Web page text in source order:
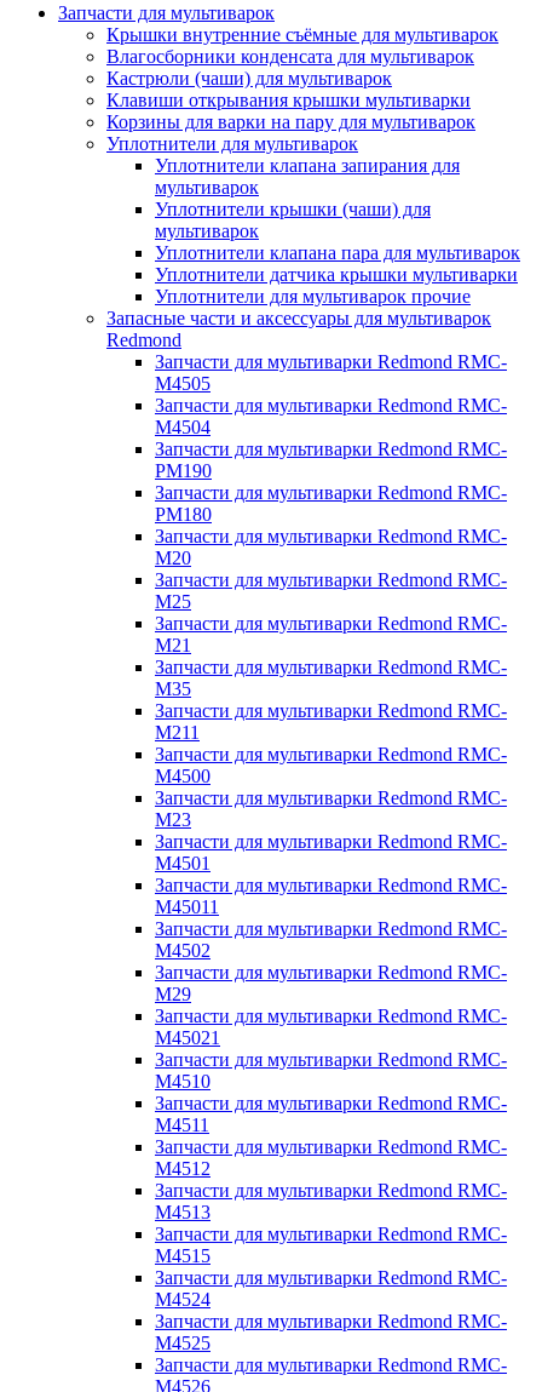
Запчасти для мультиварок
Крышки внутренние съёмные для мультиварок
Влагосборники конденсата для мультиварок
Кастрюли (чаши) для мультиварок
Клавиши открывания крышки мультиварки
Корзины для варки на пару для мультиварок
Уплотнители для мультиварок
Уплотнители клапана запирания для
мультиварок
Уплотнители крышки (чаши) для
мультиварок
Уплотнители клапана пара для мультиварок
Уплотнители датчика крышки мультиварки
Уплотнители для мультиварок прочие
Запасные части и аксессуары для мультиварок
Redmond
Запчасти для мультиварки Redmond RMC-
M4505
Запчасти для мультиварки Redmond RMC-
M4504
Запчасти для мультиварки Redmond RMC-
PM190
Запчасти для мультиварки Redmond RMC-
PM180
Запчасти для мультиварки Redmond RMC-
M20
Запчасти для мультиварки Redmond RMC-
M25
Запчасти для мультиварки Redmond RMC-
M21
Запчасти для мультиварки Redmond RMC-
M35
Запчасти для мультиварки Redmond RMC-
M211
Запчасти для мультиварки Redmond RMC-
M4500
Запчасти для мультиварки Redmond RMC-
M23
Запчасти для мультиварки Redmond RMC-
M4501
Запчасти для мультиварки Redmond RMC-
M45011
Запчасти для мультиварки Redmond RMC-
M4502
Запчасти для мультиварки Redmond RMC-
M29
Запчасти для мультиварки Redmond RMC-
M45021
Запчасти для мультиварки Redmond RMC-
M4510
Запчасти для мультиварки Redmond RMC-
M4511
Запчасти для мультиварки Redmond RMC-
M4512
Запчасти для мультиварки Redmond RMC-
M4513
Запчасти для мультиварки Redmond RMC-
M4515
Запчасти для мультиварки Redmond RMC-
M4524
Запчасти для мультиварки Redmond RMC-
M4525
Запчасти для мультиварки Redmond RMC-
M4526